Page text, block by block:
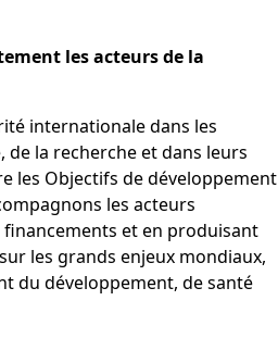
les acteurs de la
internationale dans les
la recherche et dans leurs
les Objectifs de développement
les acteurs
et en produisant
les grands enjeux mondiaux,
du développement, de santé